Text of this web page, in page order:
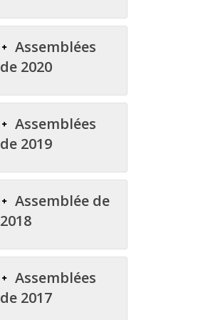
Assemblées
de 2020
Assemblées
de 2019
Assemblée de
2018
Assemblées
de 2017